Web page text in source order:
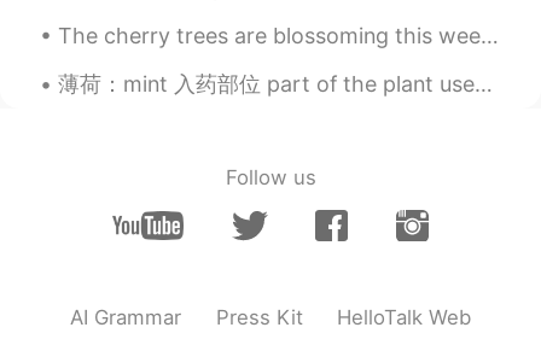
意见好就接受，意见不好你也不需要接受。
了。加油！
Maybe they are not malicious
我觉得他们纠正那个儿化音可能是因为他们
The cherry trees are blossoming this week here in Washington, DC. Here is a photo of the trees in...
薄荷：mint 入药部位 part of the plant used for medicine 唇形科植物薄荷的全草或叶。 性味 nature and flavor 味辛，性凉。acrid a...
Follow us
AI Grammar Press Kit HelloTalk Web